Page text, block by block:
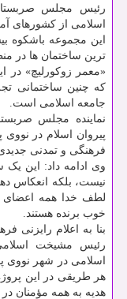
رئیس مجلس صربستان
اسلامی از کشورهای
ترین ساختمان ها در
«معمر زوکورلیچ» در
که چنین ساختمانی
جامعه اسلامی است.
نماینده مجلس
پیروان اسلام در
فرهنگی و تمدنی جدیدی
وی ادامه داد: این
نیست، بلکه انعکاس
لطف خدا همه اعضای
خوب برنده هستند.
بنا به اعلام رایزنی
رئیس مشیخت
اسلامی در شهر نووی
هر طریقی در این
هدیه به همه مؤمنان